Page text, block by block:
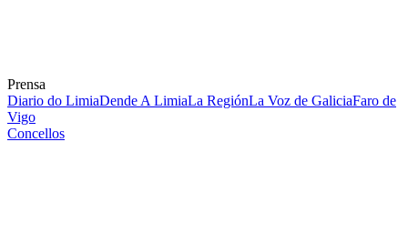
Prensa
Diario do LimiaDende A LimiaLa RegiónLa Voz de GaliciaFaro de
Vigo
Concellos